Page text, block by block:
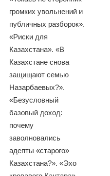
громких увольнений и
публичных разборок».
«Риски для
Казахстана». «В
Казахстане снова
защищают семью
Назарбаевых?».
«Безусловный
базовый доход:
почему
заволновались
адепты «старого»
Казахстана?». «Эхо